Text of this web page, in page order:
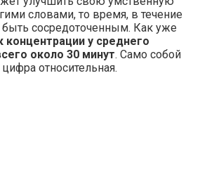
словами, то время, в течение
сосредоточенным. Как уже
концентрации у среднего
около 30 минут. Само собой
относительная.